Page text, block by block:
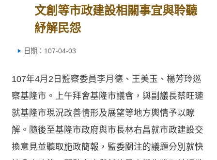
文創等市政建設相關事宜與聆聽
紓解民怨
日期：107-04-03
107年4月2日監察委員李月德、王美玉、楊芳玲巡
察基隆市。上午拜會基隆市議會，與副議長蔡旺璉
就基隆市現況改善情形及展望等地方輿情予以瞭
解。隨後至基隆市政府與市長林右昌就市政建設交
換意見並聽取施政簡報，監委關注的議題分別就快